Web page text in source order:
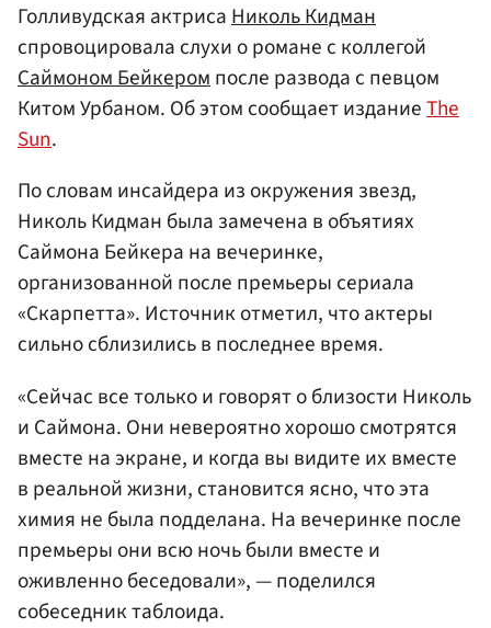
Голливудская актрисаНиколь Кидман
спровоцировала слухи о романе с коллегой
Саймоном Бейкеромпосле развода с певцом
Китом Урбаном. Об этом сообщает изданиеThe
Sun.
По словам инсайдера из окружения звезд,
Николь Кидман была замечена в объятиях
Саймона Бейкера на вечеринке,
организованной после премьеры сериала
«Скарпетта». Источник отметил, что актеры
сильно сблизились в последнее время.
«Сейчас все только и говорят о близости Николь
и Саймона. Они невероятно хорошо смотрятся
вместе на экране, и когда вы видите их вместе
в реальной жизни, становится ясно, что эта
химия не была подделана. На вечеринке после
премьеры они всю ночь были вместе и
оживленно беседовали», — поделился
собеседник таблоида.